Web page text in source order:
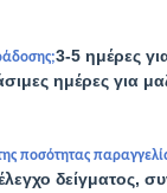
3-5 ημέρες
ημέρες για
ποσότητας
δείγματος,